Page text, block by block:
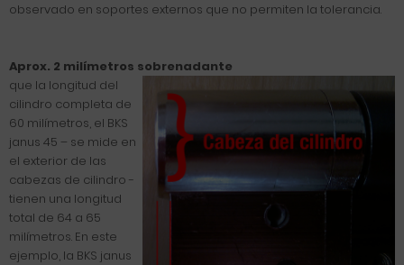
observado en soportes externos que no permiten la tolerancia.
Aprox. 2 milímetros sobrenadante
que la longitud del
cilindro completa de
60 milímetros, el BKS
janus 45 – se mide en
el exterior de las
cabezas de cilindro -
tienen una longitud
total de 64 a 65
milímetros. En este
ejemplo, la BKS janus